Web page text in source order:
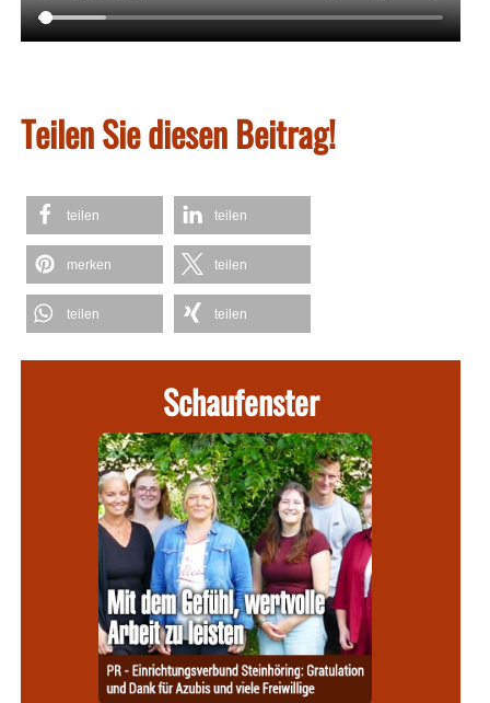
Teilen Sie diesen Beitrag!
teilen teilen
merken teilen
teilen teilen
Schaufenster